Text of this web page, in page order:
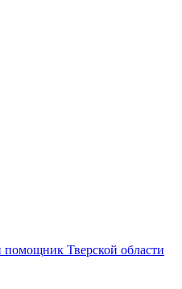
Тверской области